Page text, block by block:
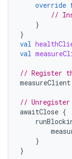
override
//
}
}
val
val
// Register
measureClient
//
awaitClose {
}
}